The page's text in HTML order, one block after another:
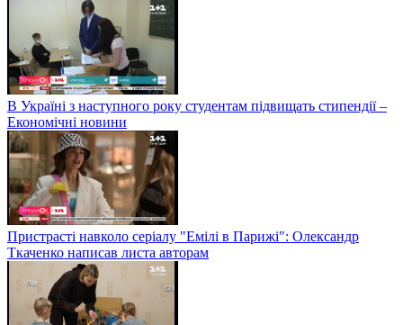
В Україні з наступного року студентам підвищать стипендії –
Економічні новини
Пристрасті навколо серіалу "Емілі в Парижі": Олександр
Ткаченко написав листа авторам